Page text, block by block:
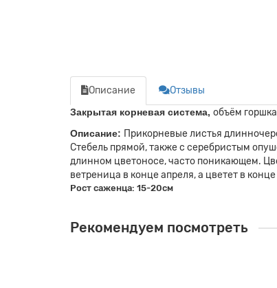
Описание Отзывы
Закрытая корневая система, объём горшка
Описание: Прикорневые листья
Стебель прямой, также с серебристым
длинном цветоносе, часто поникающем.
ветреница в конце апреля, а цветет в
Рост саженца: 15-20см
Рекомендуем посмотреть